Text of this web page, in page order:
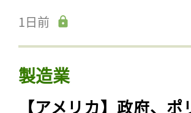
1日前
製造業
【アメリカ】政府、